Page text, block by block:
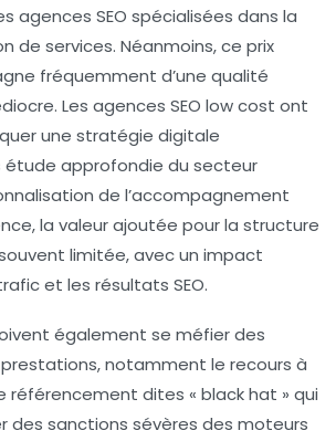
agences SEO spécialisées dans la
de services. Néanmoins, ce prix
fréquemment d’une qualité
Les agences SEO low cost ont
une stratégie digitale
étude approfondie du secteur
de l’accompagnement
la valeur ajoutée pour la structure
limitée, avec un impact
et les résultats SEO.
également se méfier des
notamment le recours à
référencement dites « black hat » qui
des sanctions sévères des moteurs